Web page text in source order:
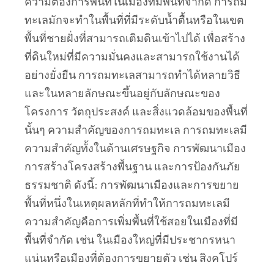
ทะเลมักจะทำในพื้นที่ที่มีระดับน้ำตื้นหรือในเขต
พื้นที่ชายฝั่งที่สามารถเติมดินเข้าไปได้ เพื่อสร้าง
ที่ดินใหม่ที่มีความมั่นคงและสามารถใช้งานได้
อย่างยั่งยืน การถมทะเลสามารถทำได้หลายวิธี
และในหลายลักษณะขึ้นอยู่กับลักษณะของ
โครงการ วัตถุประสงค์ และสิ่งแวดล้อมของพื้นที่
นั้นๆ ความสำคัญของการถมทะเล การถมทะเลมี
ความสำคัญทั้งในด้านเศรษฐกิจ การพัฒนาเมือง
การสร้างโครงสร้างพื้นฐาน และการป้องกันภัย
ธรรมชาติ ดังนี้: การพัฒนาเมืองและการขยาย
พื้นที่หนึ่งในเหตุผลหลักที่ทำให้การถมทะเลมี
ความสำคัญคือการเพิ่มพื้นที่ใช้สอยในเมืองที่มี
พื้นที่จำกัด เช่น ในเมืองใหญ่ที่มีประชากรหนา
แน่นหรือเมืองที่ต้องการขยายตัว เช่น สิงคโปร์